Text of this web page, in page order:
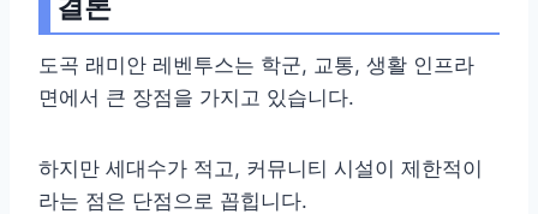
결론
도곡 래미안 레벤투스는 학군, 교통, 생활 인프라
면에서 큰 장점을 가지고 있습니다.
하지만 세대수가 적고, 커뮤니티 시설이 제한적이
라는 점은 단점으로 꼽힙니다.